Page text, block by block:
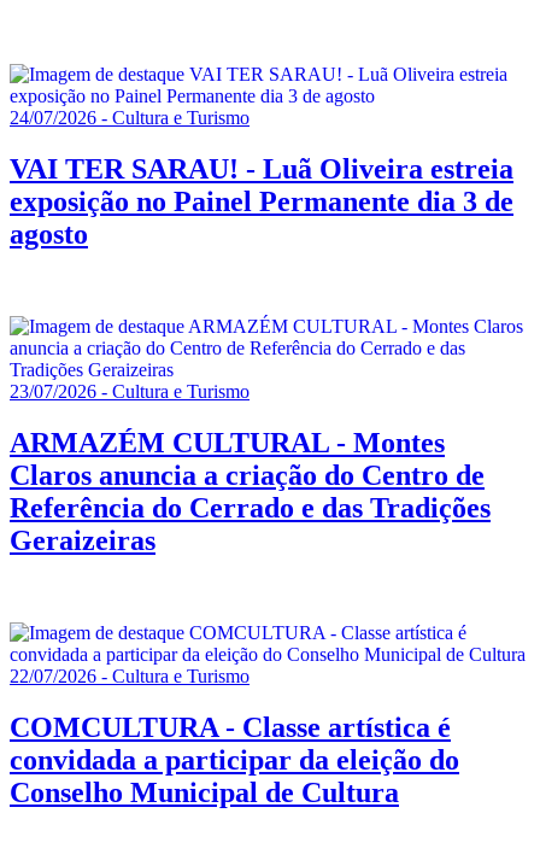
24/07/2026 - Cultura e Turismo
VAI TER SARAU! - Luã Oliveira estreia
exposição no Painel Permanente dia 3 de
agosto
23/07/2026 - Cultura e Turismo
ARMAZÉM CULTURAL - Montes
Claros anuncia a criação do Centro de
Referência do Cerrado e das Tradições
Geraizeiras
22/07/2026 - Cultura e Turismo
COMCULTURA - Classe artística é
convidada a participar da eleição do
Conselho Municipal de Cultura